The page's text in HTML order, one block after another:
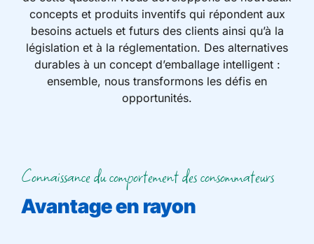
concepts et produits inventifs qui répondent aux
besoins actuels et futurs des clients ainsi qu’à la
législation et à la réglementation. Des alternatives
durables à un concept d’emballage intelligent :
ensemble, nous transformons les défis en
opportunités.
Connaissance du comportement des consommateurs
Avantage en rayon